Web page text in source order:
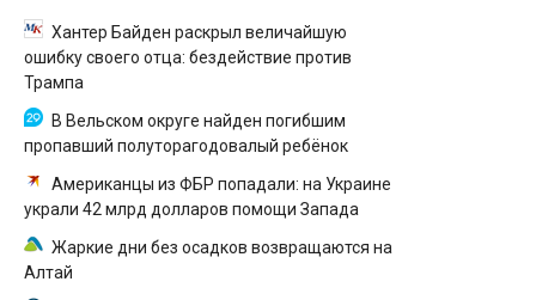
Хантер Байден раскрыл величайшую
ошибку своего отца: бездействие против
Трампа
В Вельском округе найден погибшим
пропавший полуторагодовалый ребёнок
Американцы из ФБР попадали: на Украине
украли 42 млрд долларов помощи Запада
Жаркие дни без осадков возвращаются на
Алтай